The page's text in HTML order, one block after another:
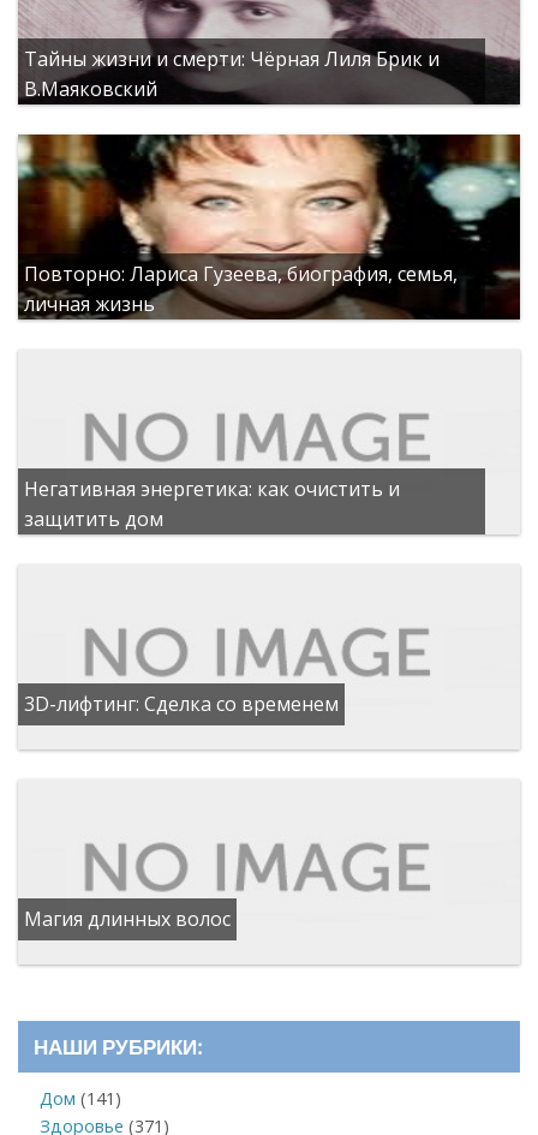
Тайны жизни и смерти: Чёрная Лиля Брик и
В.Маяковский
Повторно: Лариса Гузеева, биография, семья,
личная жизнь
Негативная энергетика: как очистить и
защитить дом
3D-лифтинг: Сделка со временем
Магия длинных волос
НАШИ РУБРИКИ:
Дом (141)
Здоровье (371)